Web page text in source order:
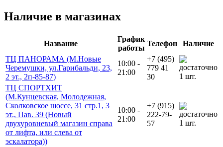
Наличие в магазинах
Название
График
работы
Телефон
Наличие
ТЦ ПАНОРАМА (М.Новые
Черемушки, ул.Гарибальди, 23,
2 эт., 2п-85-87)
10:00 -
21:00
+7 (495)
779 41
30
1 шт.
ТЦ СПОРТХИТ
(М.Кунцевская, Молодежная,
Сколковское шоссе, 31 стр.1, 3
эт., Пав. 39 (Новый
двухуровневый магазин справа
от лифта, или слева от
эскалатора))
10:00 -
21:00
+7 (915)
222-79-
57
1 шт.